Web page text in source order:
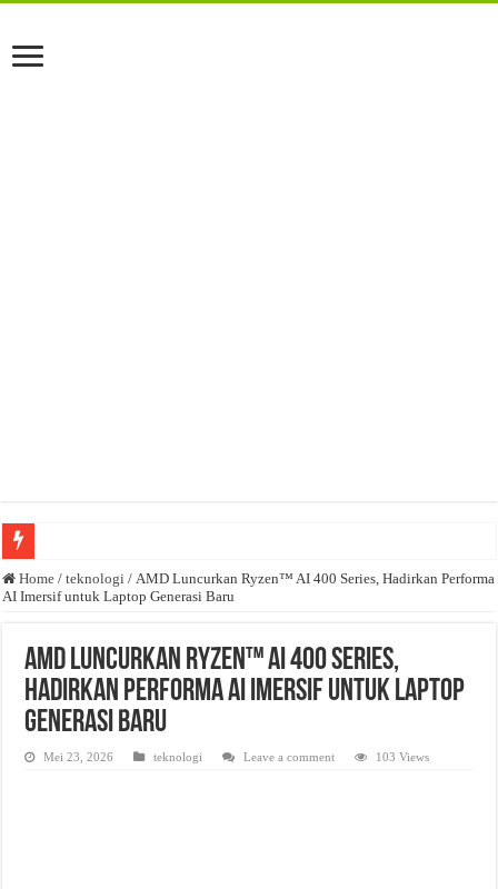
Anda butuh promosi usaha? Kontak ke Email redaksi@bisnisnasional.com
Dibutuhkan Marketing. Lamaran di-email ke redaksi@bisnisnasional.com
Home / teknologi / AMD Luncurkan Ryzen™ AI 400 Series, Hadirkan Performa
AI Imersif untuk Laptop Generasi Baru
AMD Luncurkan Ryzen™ AI 400 Series,
Hadirkan Performa AI Imersif untuk Laptop
Generasi Baru
Mei 23, 2026 teknologi Leave a comment 103 Views